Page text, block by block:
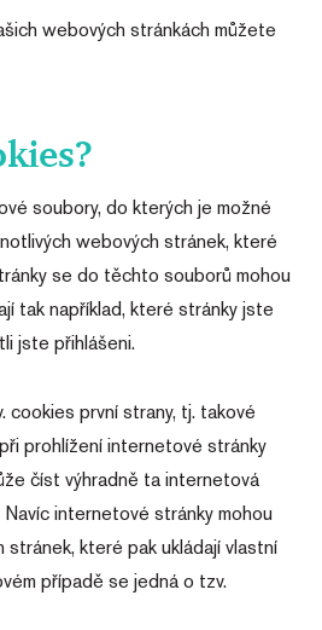
webových stránkách můžete
soubory, do kterých je možné
webových stránek, které
se do těchto souborů mohou
tak například, které stránky jste
jste přihlášeni.
první strany, tj. takové
prohlížení internetové stránky
číst výhradně ta internetová
internetové stránky mohou
stránek, které pak ukládají vlastní
případě se jedná o tzv.